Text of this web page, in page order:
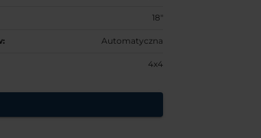
18"
Automatyczna
4x4